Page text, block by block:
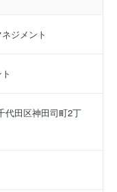
ジメント
代田区神田司町2丁